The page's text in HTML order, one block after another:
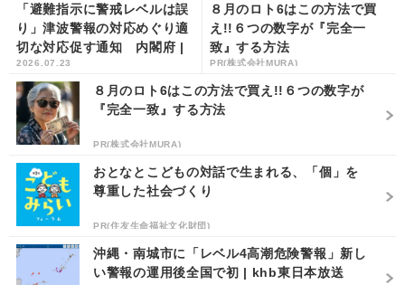
「避難指示に警戒レベルは誤
り」津波警報の対応めぐり適
切な対応促す通知 内閣府 |
khb東日本放送
2026.07.23
８月のロト6はこの方法で買
え!!６つの数字が『完全一
致』する方法
PR(株式会社MURA)
８月のロト6はこの方法で買え!!６つの数字が
『完全一致』する方法
PR(株式会社MURA)
おとなとこどもの対話で生まれる、「個」を
尊重した社会づくり
PR(住友生命福祉文化財団)
沖縄・南城市に「レベル4高潮危険警報」新し
い警報の運用後全国で初 | khb東日本放送